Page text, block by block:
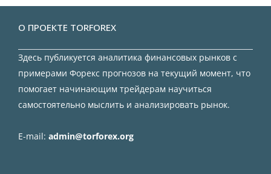
О ПРОЕКТЕ TORFOREX
Здесь публикуется аналитика финансовых рынков с
примерами Форекс прогнозов на текущий момент, что
помогает начинающим трейдерам научиться
самостоятельно мыслить и анализировать рынок.
E-mail: admin@torforex.org